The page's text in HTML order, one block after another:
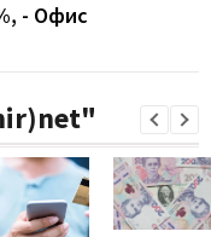
- Офис